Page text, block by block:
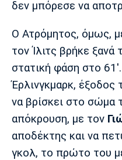
δεν μπόρεσε να
Ο Ατρόμητος, όμως,
τον Ίλιτς βρήκε
στατική φάση στο
Έρλινγκμαρκ,
να βρίσκει στο σώμα
απόκρουση, με τον
αποδέκτης και να
γκολ, το πρώτο του